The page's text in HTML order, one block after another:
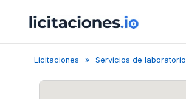
Licitaciones Servicios de laboratorio